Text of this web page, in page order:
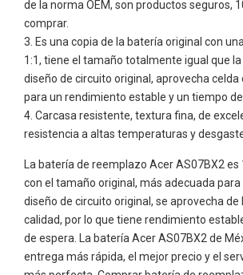
de la norma OEM, son productos seguros,
comprar.
Es una copia de la batería original con
1:1, tiene el tamaño totalmente igual que la
diseño de circuito original, aprovecha celda
para un rendimiento estable y un tiempo de
Carcasa resistente, textura fina, de
resistencia a altas temperaturas y
La batería de reemplazo Acer AS07BX2
con el tamaño original, más adecuada para
diseño de circuito original, se aprovecha
calidad, por lo que tiene rendimiento
de espera. La batería Acer AS07BX2 de
entrega más rápida, el mejor precio y el